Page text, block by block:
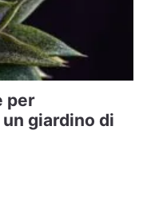
per
giardino di